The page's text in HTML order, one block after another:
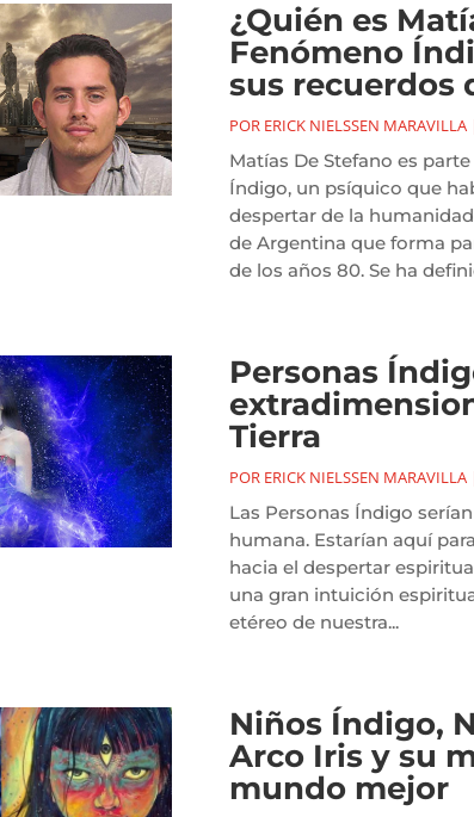
¿Quién es
Fenómeno
sus recuerdos
POR ERICK NIELSSEN MARAVILLA|
Matías De Stefano es
Índigo, un psíquico que
despertar de la
de Argentina que forma
de los años 80. Se ha
Personas
Tierra
POR ERICK NIELSSEN MARAVILLA|
Las Personas Índigo
humana. Estarían aquí
hacia el despertar
una gran intuición
etéreo de nuestra...
Niños Índigo,
Arco Iris y su
mundo mejor